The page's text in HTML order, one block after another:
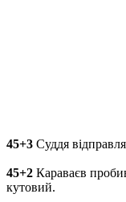
45+3 Суддя
45+2 Караваєв
кутовий.